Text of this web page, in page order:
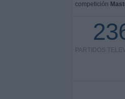
competición
PARTIDOS